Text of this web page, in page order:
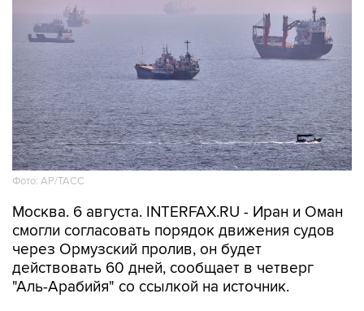
Фото: AP/ТАСС
Москва. 6 августа. INTERFAX.RU - Иран и Оман
смогли согласовать порядок движения судов
через Ормузский пролив, он будет
действовать 60 дней, сообщает в четверг
"Аль-Арабийя" со ссылкой на источник.